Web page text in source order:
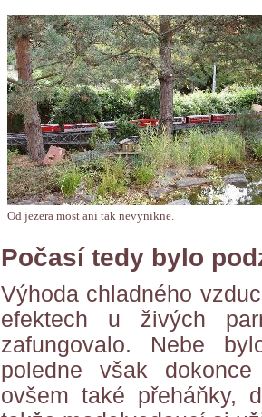
Od jezera most ani tak nevynikne.
Počasí tedy bylo
Výhoda chladného
efektech u živých
zafungovalo. Nebe
poledne však
ovšem také přeháňky,